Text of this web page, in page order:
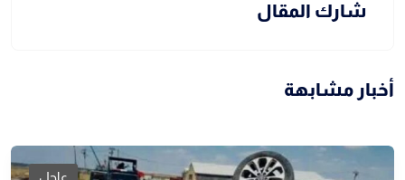
شارك المقال
أخبار مشابهة